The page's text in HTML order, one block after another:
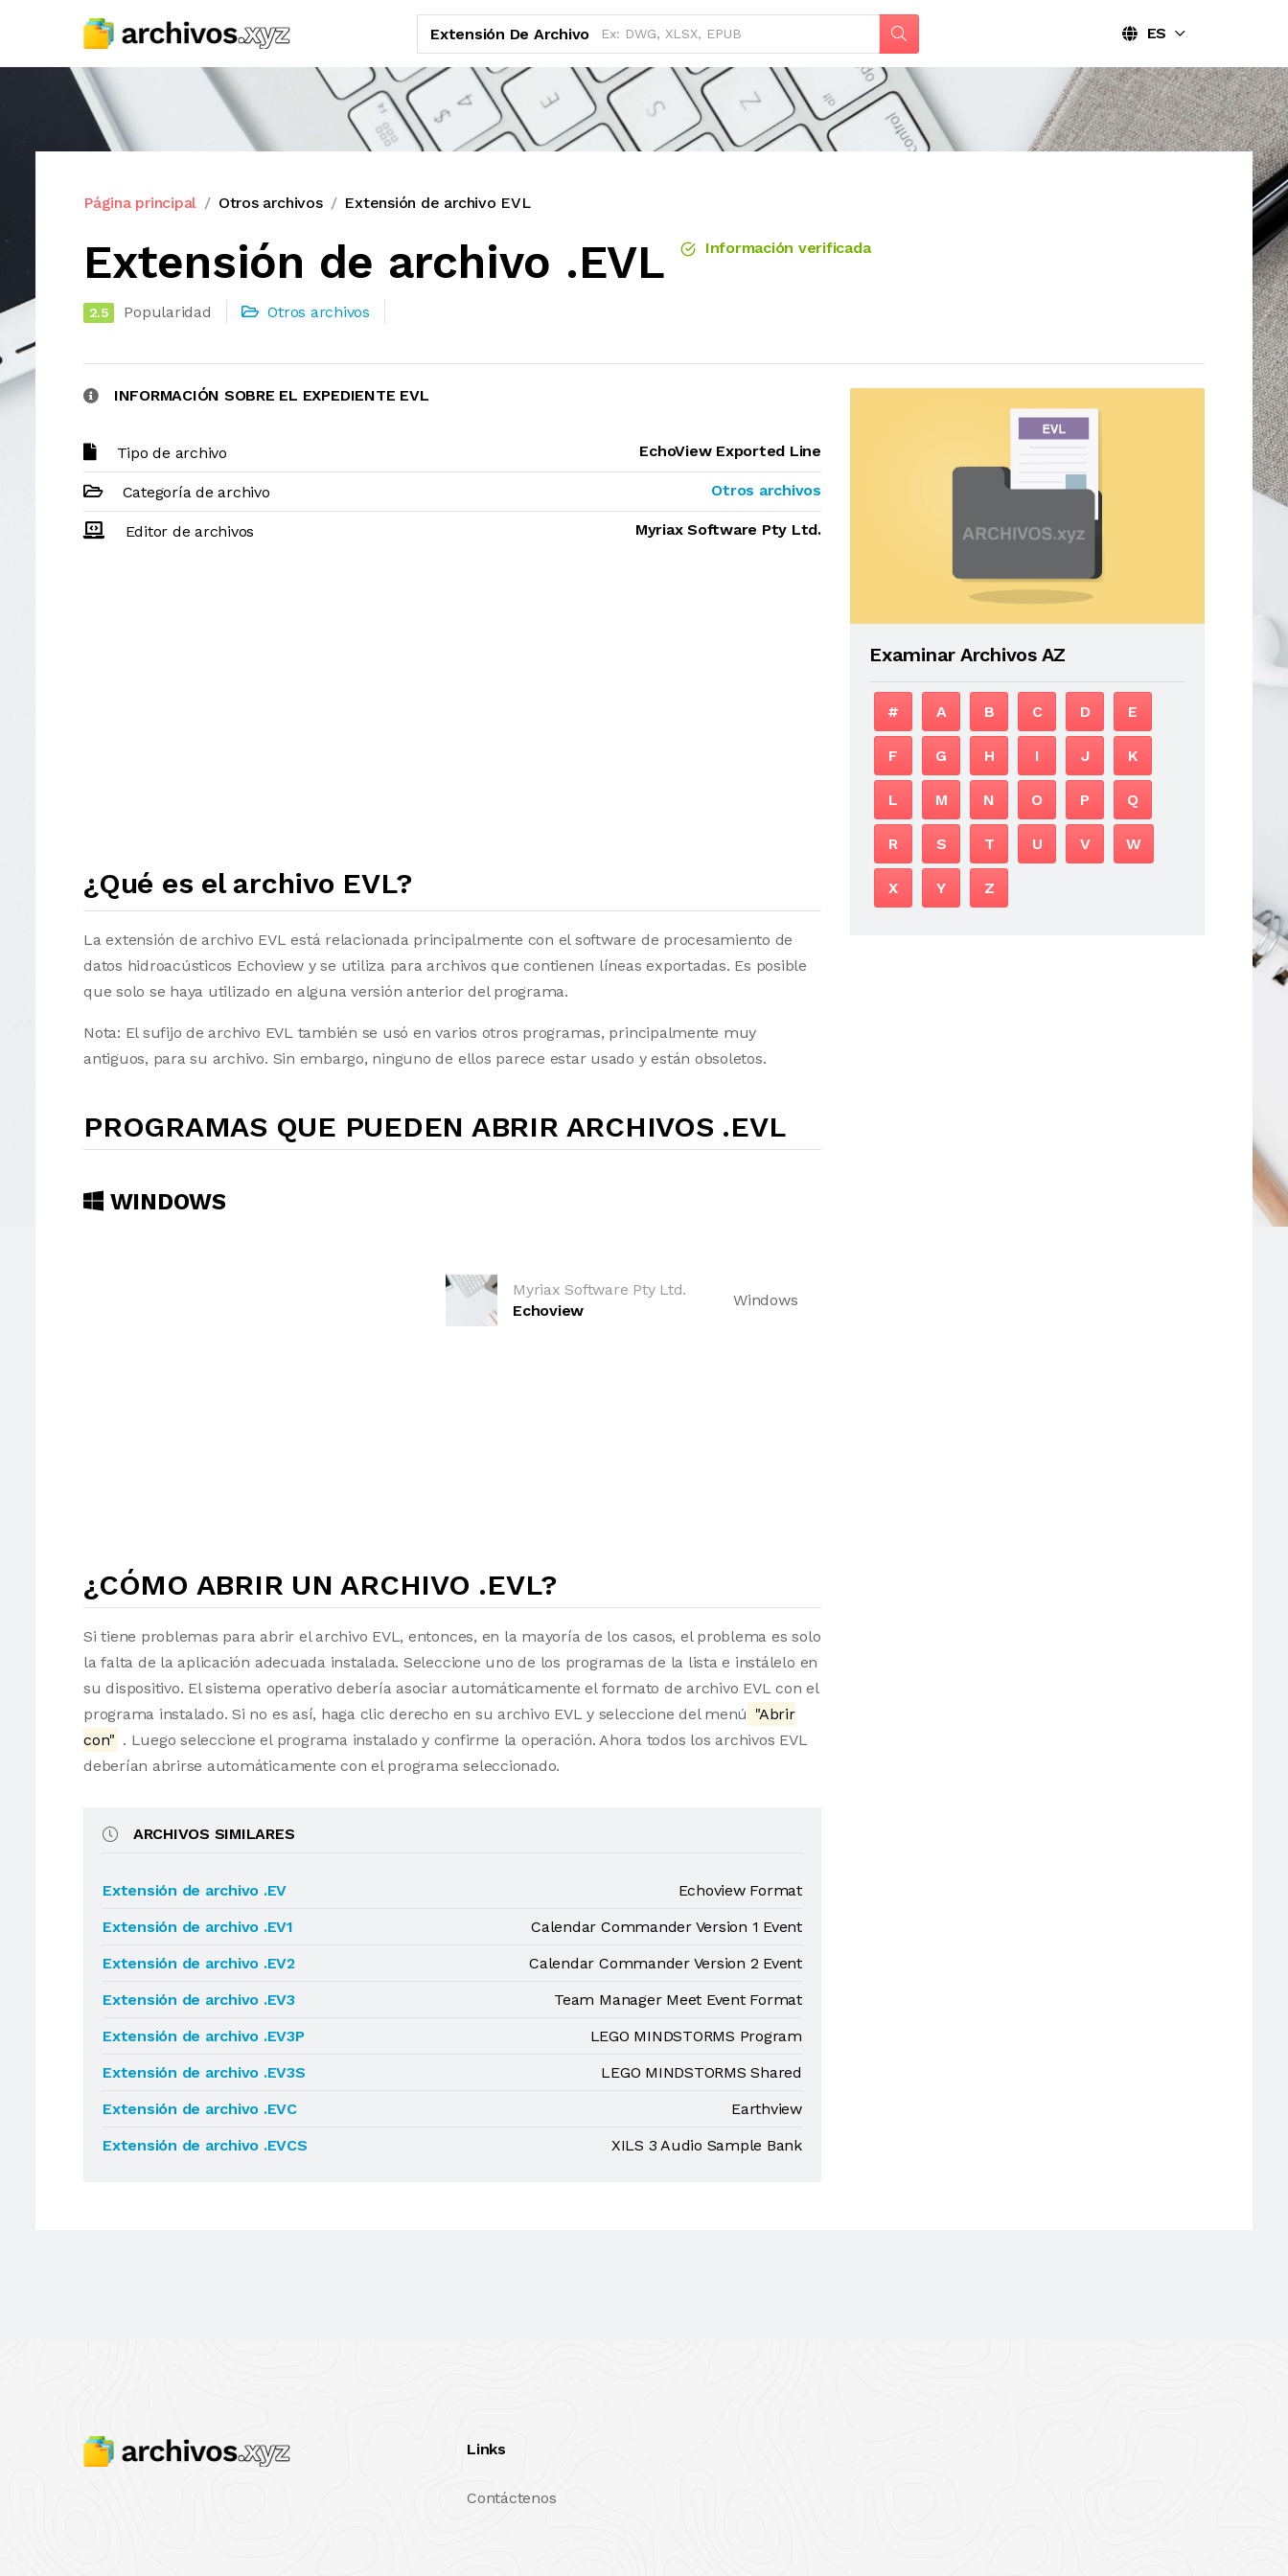
Extensión De Archivo ES
Página principal Otros archivos Extensión de archivo EVL
Extensión de archivo .EVL Información verificada
2.5 Popularidad Otros archivos
INFORMACIÓN SOBRE EL EXPEDIENTE EVL
Tipo de archivo EchoView Exported Line
Categoría de archivo Otros archivos
Editor de archivos Myriax Software Pty Ltd.
¿Qué es el archivo EVL?
La extensión de archivo EVL está relacionada principalmente con el software de procesamiento de
datos hidroacústicos Echoview y se utiliza para archivos que contienen líneas exportadas. Es posible
que solo se haya utilizado en alguna versión anterior del programa.
Nota: El sufijo de archivo EVL también se usó en varios otros programas, principalmente muy
antiguos, para su archivo. Sin embargo, ninguno de ellos parece estar usado y están obsoletos.
PROGRAMAS QUE PUEDEN ABRIR ARCHIVOS .EVL
WINDOWS
Myriax Software Pty Ltd.
Echoview
Windows
¿CÓMO ABRIR UN ARCHIVO .EVL?
Si tiene problemas para abrir el archivo EVL, entonces, en la mayoría de los casos, el problema es solo
la falta de la aplicación adecuada instalada. Seleccione uno de los programas de la lista e instálelo en
su dispositivo. El sistema operativo debería asociar automáticamente el formato de archivo EVL con el
programa instalado. Si no es así, haga clic derecho en su archivo EVL y seleccione del menú "Abrir
con" . Luego seleccione el programa instalado y confirme la operación. Ahora todos los archivos EVL
deberían abrirse automáticamente con el programa seleccionado.
ARCHIVOS SIMILARES
Extensión de archivo .EV
Echoview Format
Extensión de archivo .EV1
Calendar Commander Version 1 Event
Extensión de archivo .EV2
Calendar Commander Version 2 Event
Extensión de archivo .EV3
Team Manager Meet Event Format
Extensión de archivo .EV3P
LEGO MINDSTORMS Program
Extensión de archivo .EV3S
LEGO MINDSTORMS Shared
Extensión de archivo .EVC
Earthview
Extensión de archivo .EVCS
XILS 3 Audio Sample Bank
Examinar Archivos AZ
# A B C D E
F G H I J K
L M N O P Q
R S T U V W
X Y Z
Links
Contáctenos